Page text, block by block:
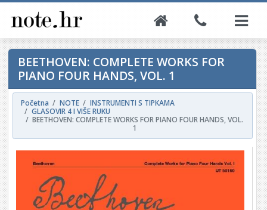
BEETHOVEN: COMPLETE WORKS FOR
PIANO FOUR HANDS, VOL. 1
Početna NOTE
INSTRUMENTI S TIPKAMA
GLASOVIR 4 I VIŠE RUKU
BEETHOVEN: COMPLETE WORKS FOR PIANO FOUR HANDS, VOL.
1